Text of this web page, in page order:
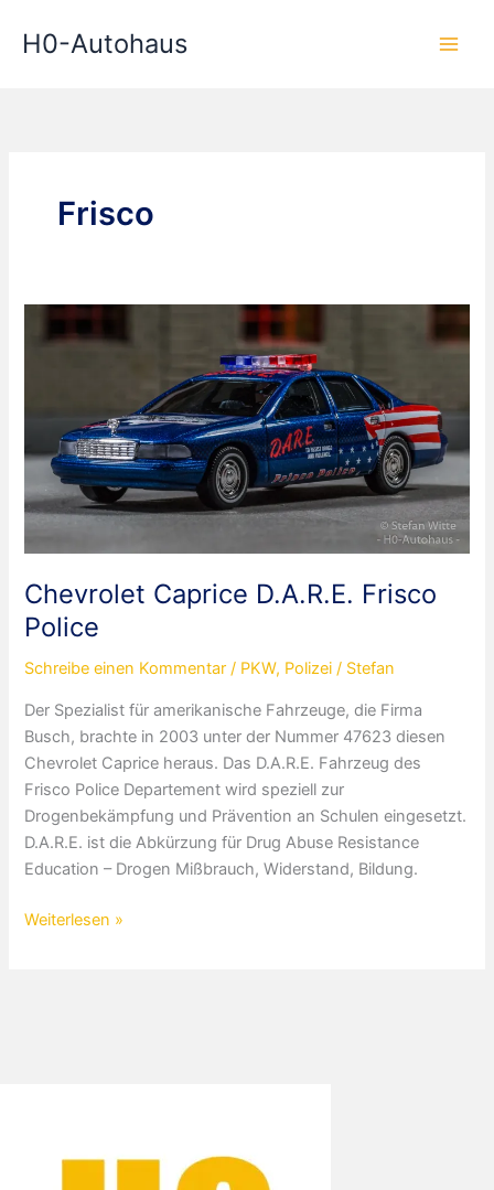
InhaltH0-Autohaus
Frisco
Chevrolet Caprice D.A.R.E. Frisco
Police
Schreibe einen Kommentar / PKW, Polizei / Stefan
Der Spezialist für amerikanische Fahrzeuge, die Firma
Busch, brachte in 2003 unter der Nummer 47623 diesen
Chevrolet Caprice heraus. Das D.A.R.E. Fahrzeug des
Frisco Police Departement wird speziell zur
Drogenbekämpfung und Prävention an Schulen eingesetzt.
D.A.R.E. ist die Abkürzung für Drug Abuse Resistance
Education – Drogen Mißbrauch, Widerstand, Bildung.
Chevrolet
Weiterlesen »